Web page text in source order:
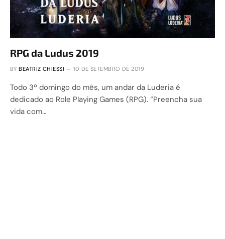
RPG da Ludus 2019
BY BEATRIZ CHIESSI 10 DE SETEMBRO DE 2019
Todo 3º domingo do mês, um andar da Luderia é
dedicado ao Role Playing Games (RPG). “Preencha sua
vida com…